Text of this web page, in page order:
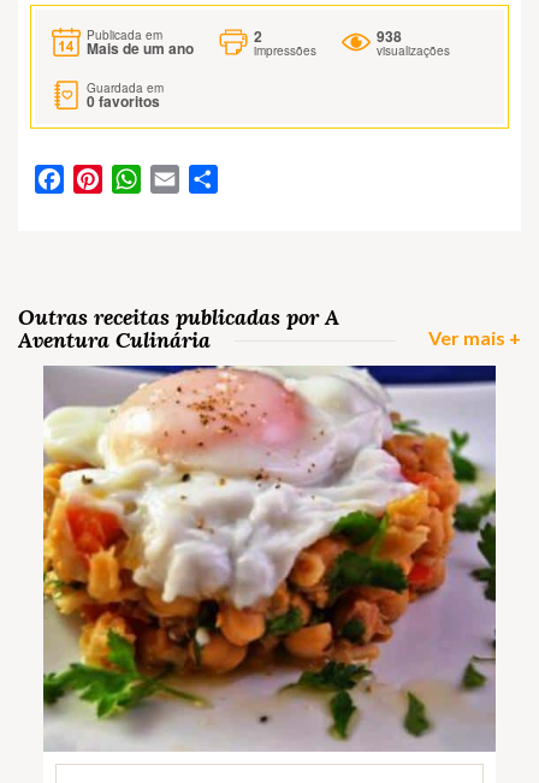
Publicada em
Mais de um ano
2
impressões
938
visualizações
Guardada em
0favoritos
FacebookPinterestWhatsApp
Email
Outras receitas publicadas por A
Aventura Culinária
Ver mais +